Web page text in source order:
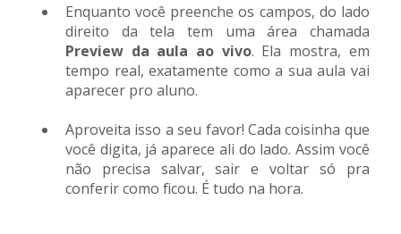
Enquanto você preenche os campos, do lado
direito da tela tem uma área chamada
Preview da aula ao vivo. Ela mostra, em
tempo real, exatamente como a sua aula vai
aparecer pro aluno.
Aproveita isso a seu favor! Cada coisinha que
você digita, já aparece ali do lado. Assim você
não precisa salvar, sair e voltar só pra
conferir como ficou. É tudo na hora.